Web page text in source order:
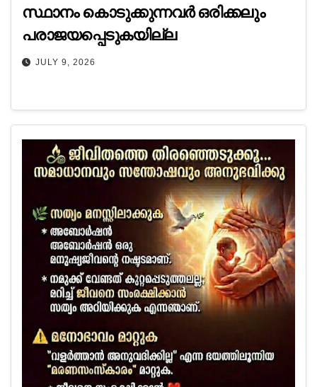
സ്ഥാനം കൊടുക്കുന്നവര്‍ ഒരിക്കലും
പരാജയപ്പെടുകയില്ല
JULY 9, 2026